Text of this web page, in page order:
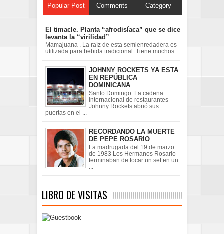
Popular Post Comments Category
El timacle. Planta “afrodisíaca” que se dice
levanta la “virilidad”
Mamajuana . La raíz de esta semienredadera es
utilizada para bebida tradicional Tiene muchos ...
JOHNNY ROCKETS YA ESTA
EN REPÚBLICA
DOMINICANA
Santo Domingo. La cadena
internacional de restaurantes
Johnny Rockets abrió sus
puertas en el ...
RECORDANDO LA MUERTE
DE PEPE ROSARIO
La madrugada del 19 de marzo
de 1983 Los Hermanos Rosario
terminaban de tocar un set en un
LIBRO DE VISITAS